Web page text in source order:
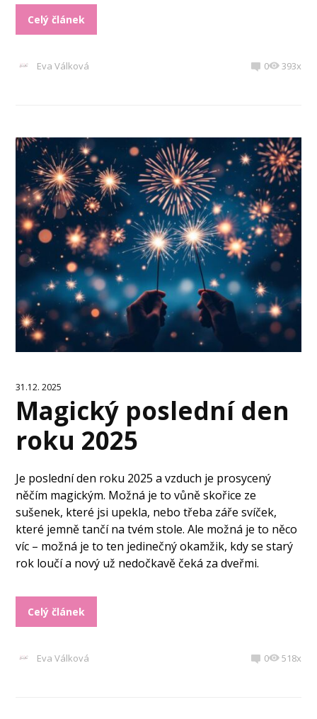
Celý článek
Eva Válková 0 393x
31.12. 2025
Magický poslední den
roku 2025
Je poslední den roku 2025 a vzduch je prosycený
něčím magickým. Možná je to vůně skořice ze
sušenek, které jsi upekla, nebo třeba záře svíček,
které jemně tančí na tvém stole. Ale možná je to něco
víc – možná je to ten jedinečný okamžik, kdy se starý
rok loučí a nový už nedočkavě čeká za dveřmi.
Celý článek
Eva Válková 0 518x